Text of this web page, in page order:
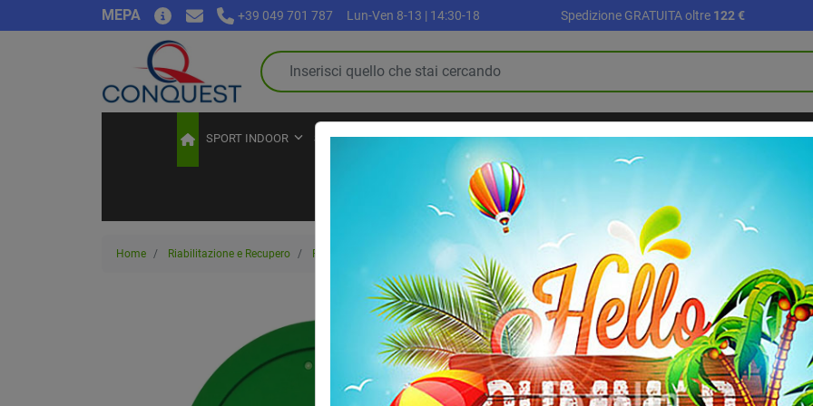
MEPA +39 049 701 787 Lun-Ven 8-13 | 14:30-18 Spedizione GRATUITA oltre 122 €
SPORT INDOOR SPORT OUTDOOR PALLONI E ACCESSORI SETTORE SCUOLA ALLENAMENTO E
RIABILITAZIONE E RECUPERO
Home Riabilitazione e Recupero Riabilitazione Pedane per riabilitazione Semisfera Trial Medusa T1, diam. 45x23H cm.
Semisfera Trial
Semisfera Trial Medusa T1,
MADE INITALY